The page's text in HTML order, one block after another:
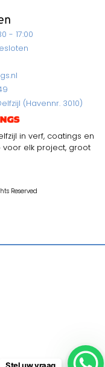
in verf, coatings en
voor elk project, groot
Reserved
- 17:00
(Havennr. 3010)